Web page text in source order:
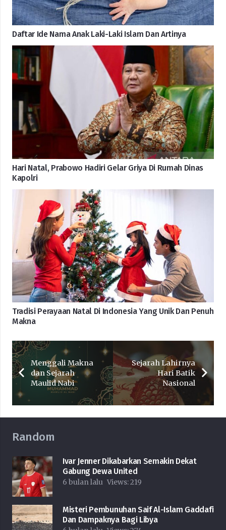
Daftar Ide Nama Anak Laki-Laki Islam Dan Artinya
Hari Natal, Prabowo Hadiri Gelar Griya Di Rumah Dinas
Kapolri
Tradisi Perayaan Natal Di Indonesia Yang Unik Dan Penuh
Makna
Menggali Makna
dan Sejarah
Maulid Nabi
Sejarah Lahirnya
Hari Batik
Nasional
Random
Ivar Jenner Dikabarkan Semakin Dekat
Gabung Dewa United
6 bulan lalu Views:219
Misteri Pembunuhan Saif Al-Islam Gaddafi
Dan Dampaknya Bagi Libya